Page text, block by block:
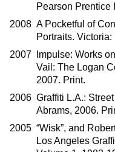
Pearson Prentice
2008 A Pocketful of
Portraits.
2007
Impulse: Works
Vail: The Logan
2007. Print.
2006 Graffiti L.A.:
Abrams, 2006.
2005 “Wisk”, and
Los Angeles